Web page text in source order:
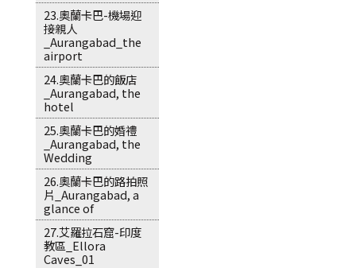
23.奧蘭卡巴-機場迎
接親人
_Aurangabad_the
airport
24.奧蘭卡巴的飯店
_Aurangabad, the
hotel
25.奧蘭卡巴的婚禮
_Aurangabad, the
Wedding
26.奧蘭卡巴的路拍照
片_Aurangabad, a
glance of
27.艾羅拉石窟-印度
教區_Ellora
Caves_01